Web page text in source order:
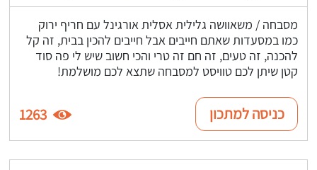
מסבחה / משאוושה גלילית אסלית אורגינל עם חריף ירוק
כמו במסעדות שאתם חייבים אבל חייבים להכין בבית, זה קל
להכנה, זה טעים, זה חם זה טרי והכי חשוב שיש לי פה סוד
קטן שיתן לכם טוויסט למסבחה שתצא לכם מושלמת!
כניסה למתכון 1263